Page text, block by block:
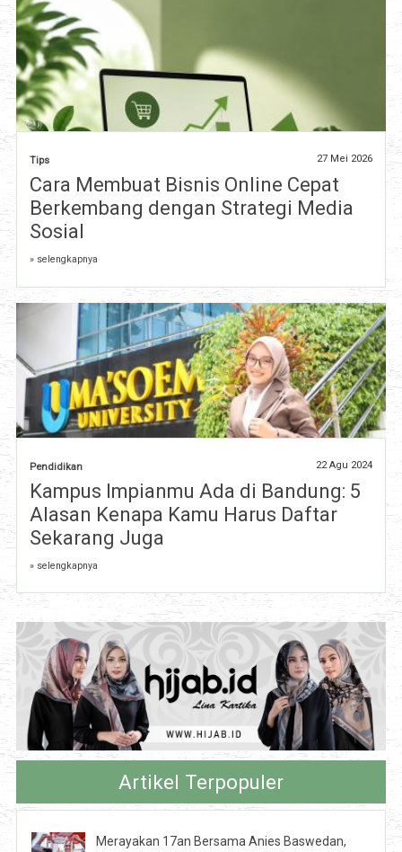
Tips 27 Mei 2026
Cara Membuat Bisnis Online Cepat
Berkembang dengan Strategi Media
Sosial
» selengkapnya
Pendidikan 22 Agu 2024
Kampus Impianmu Ada di Bandung: 5
Alasan Kenapa Kamu Harus Daftar
Sekarang Juga
» selengkapnya
Artikel Terpopuler
Merayakan 17an Bersama Anies Baswedan,